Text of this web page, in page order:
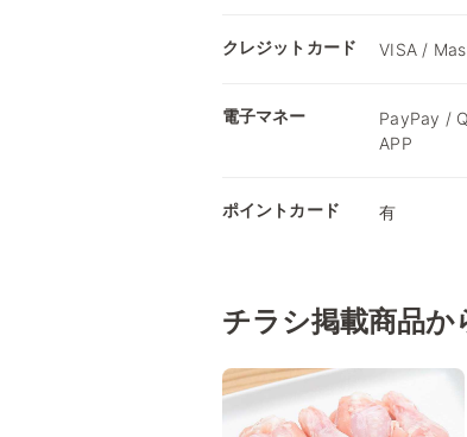
クレジットカード VISA /
電子マネー
PayPay /
APP
ポイントカード 有
チラシ掲載商品